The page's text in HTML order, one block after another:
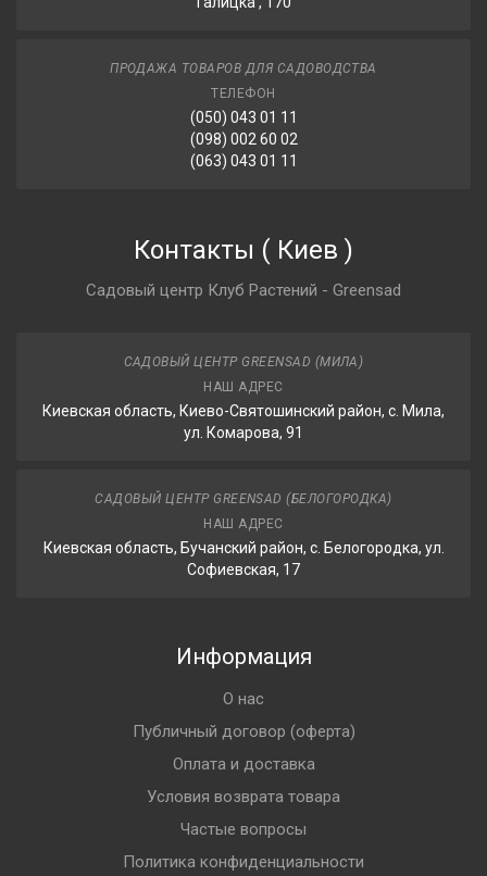
ПРОДАЖА ТОВАРОВ ДЛЯ САДОВОДСТВА
ТЕЛЕФОН
(050) 043 01 11
(098) 002 60 02
(063) 043 01 11
Контакты ( Киев )
Садовый центр Клуб Растений - Greensad
САДОВЫЙ ЦЕНТР GREENSAD (МИЛА)
НАШ АДРЕС
Киевская область, Киево-Святошинский район, с. Мила,
ул. Комарова, 91
САДОВЫЙ ЦЕНТР GREENSAD (БЕЛОГОРОДКА)
НАШ АДРЕС
Киевская область, Бучанский район, с. Белогородка, ул.
Софиевская, 17
Информация
О нас
Публичный договор (оферта)
Оплата и доставка
Условия возврата товара
Частые вопросы
Политика конфиденциальности